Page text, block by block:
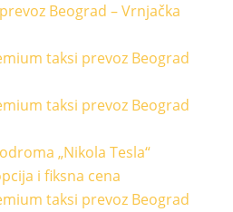
Beograd – Vrnjačka
taksi prevoz Beograd
taksi prevoz Beograd
„Nikola Tesla“
i fiksna cena
taksi prevoz Beograd